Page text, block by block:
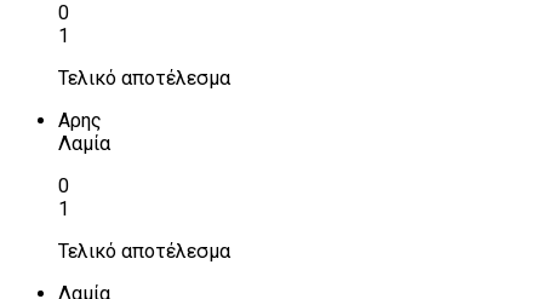
0
1
Τελικό αποτέλεσμα
Αρης
Λαμία
0
1
Τελικό αποτέλεσμα
Λαμία